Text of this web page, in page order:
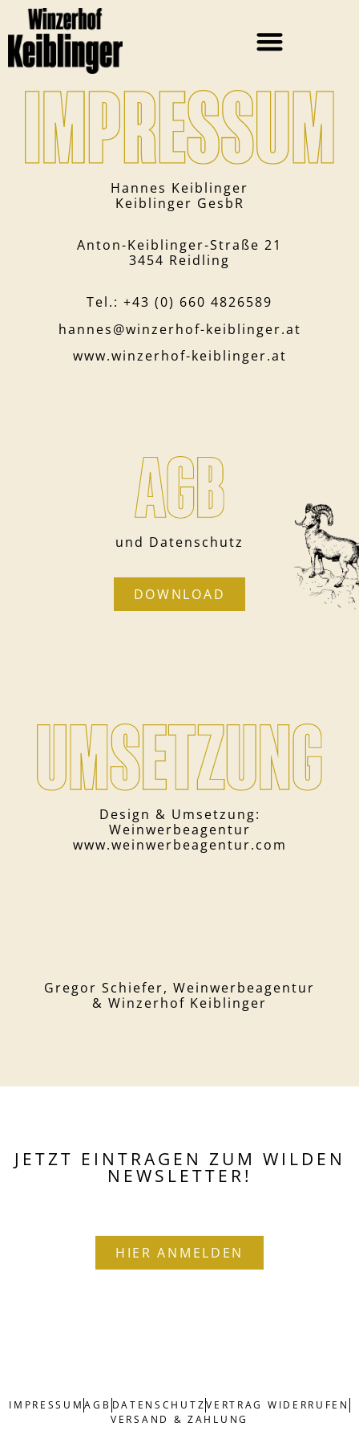
Hannes Keiblinger
Keiblinger GesbR
Anton-Keiblinger-Straße 21
3454 Reidling
Tel.: +43 (0) 660 4826589
hannes@winzerhof-keiblinger.at
www.winzerhof-keiblinger.at
und Datenschutz
DOWNLOAD
Design & Umsetzung:
Weinwerbeagentur
www.weinwerbeagentur.com
Gregor Schiefer, Weinwerbeagentur
& Winzerhof Keiblinger
JETZT EINTRAGEN ZUM WILDEN
NEWSLETTER!
HIER ANMELDEN
IMPRESSUM AGB DATENSCHUTZVERTRAG WIDERRUFEN
VERSAND & ZAHLUNG